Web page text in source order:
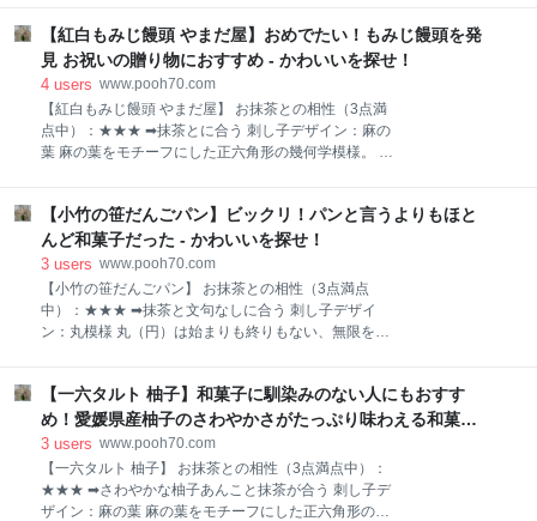
るきぬる 旅をしぞ思ふ」 （橋のほとりに咲くかきつ
ばた（杜若）をみて、かきつばたの五文字を各句の頭
に置いて旅のこころを歌っている。） 一袋5個入り。
ンしたもの 運気を上げる文様として使われている。
【生八ッ橋ラムネ 本家西尾八ッ橋】 おすすめポイント
● 夏限定の味 ● 京都の老舗和菓子が衝撃の見た目と
味になっている 水色の爽やかなパッケージ。 茶箱 シ
ュワシュワの炭酸が出てきそう ひとつの袋の中に5個
の八ッ橋が入っています。 形は見慣れた三角形の八ッ
なかに白い餡が入っているのが透けて見えます。 1つ
の大きさは底辺12㎝、高さ６㎝ほどです。 茶箱 さ
て、面積はいくつでしょう？と言いたく
【紅白もみじ饅頭 やまだ屋】おめでたい！もみじ饅頭を発
見 お祝いの贈り物におすすめ - かわいいを探せ！
4 users www.pooh70.com
【紅白もみじ饅頭 やまだ屋】 お抹茶との相性（3点満
点中）：★★★ ➡抹茶とに合う 刺し子デザイン：麻の
葉 麻の葉をモチーフにした正六角形の幾何学模様。 魔
丈夫さや成長の早さにあやかって子どもの健やかな成
長を願う意味もある。 【紅白もみじ饅頭 やまだ屋】
おすすめポイント ● おめでたい個包装パッケージ
● お祝いの贈り物におすすめ ● 定番”もみじ饅頭”が
大変身 もみじ饅頭といえば、広島県宮島の定番土産で
す。 茶箱 もみじの形をしたカステラの中に、あんこが
た。 赤もみじ饅頭パッケージにはイチゴが描かれてい
ます。 白もみじ饅頭パッケージには牛が描かれていま
す。 茶箱 紅白が揃うと、おめでたい感がで
【小竹の笹だんごパン】ビックリ！パンと言うよりもほと
んど和菓子だった - かわいいを探せ！
3 users www.pooh70.com
【小竹の笹だんごパン】 お抹茶との相性（3点満点
中）：★★★ ➡抹茶と文句なしに合う 刺し子デザイ
ン：丸模様 丸（円）は始まりも終りもない、無限を表
【小竹の笹だんごパン】 おすすめポイント ● かわい
いパンダの個包装パッケージ ● パンのようで和菓子
のよう 笹と笹団子をもったパンダが描かれた個包装パ
ッケージ。 茶箱 口角を上げて”ニヒ”と笑ったパンダが
可愛いのよ（笑） 小型のナン？みたいなものが出てき
ました。 のっぺり、もっちもちのパンです。 パンの生
【一六タルト 柚子】和菓子に馴染みのない人にもおすす
め！愛媛県産柚子のさわやかさがたっぷり味わえる和菓子
- かわいいを探せ！
3 users www.pooh70.com
【一六タルト 柚子】 お抹茶との相性（3点満点中）：
★★★ ➡さわやかな柚子あんこと抹茶が合う 刺し子デ
ザイン：麻の葉 麻の葉をモチーフにした正六角形の幾